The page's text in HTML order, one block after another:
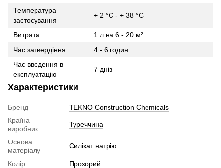
Температура
застосування
+ 2 °C - + 38 °C
Витрата
1 л на 6 - 20 м²
Час затвердіння
4 - 6 годин
Час введення в
експлуатацію
7 днів
Характеристики
Бренд
TEKNO Construction Chemicals
Країна
виробник
Туреччина
Основа
матеріалу
Силікат натрію
Колір
Прозорий